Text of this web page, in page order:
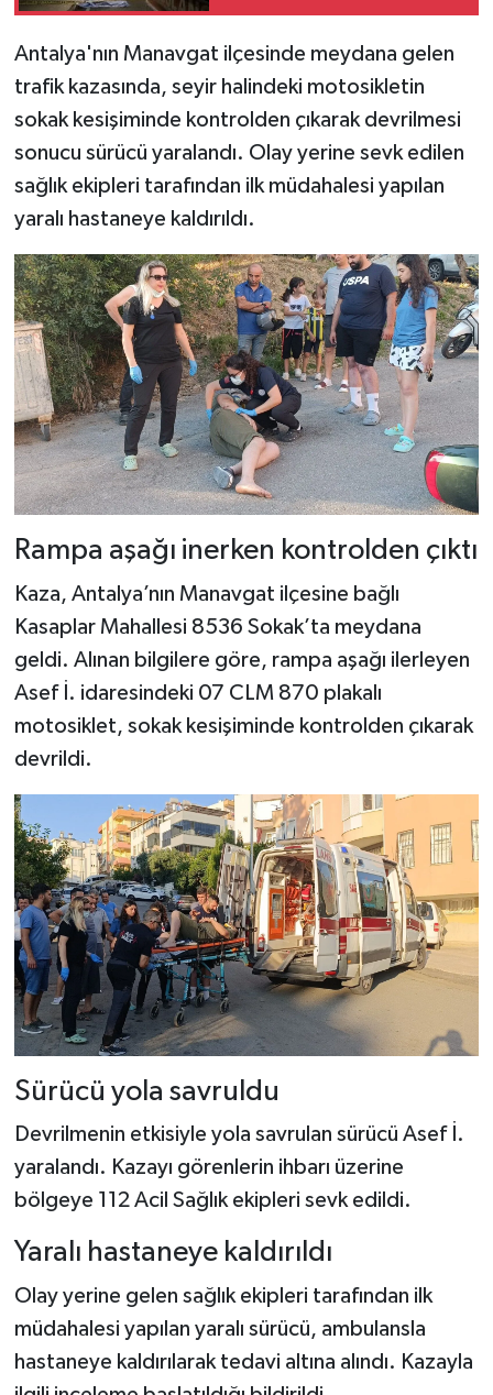
Antalya'nın Manavgat ilçesinde meydana gelen
trafik kazasında, seyir halindeki motosikletin
sokak kesişiminde kontrolden çıkarak devrilmesi
sonucu sürücü yaralandı. Olay yerine sevk edilen
sağlık ekipleri tarafından ilk müdahalesi yapılan
yaralı hastaneye kaldırıldı.
Rampa aşağı inerken kontrolden çıktı
Kaza, Antalya’nın Manavgat ilçesine bağlı
Kasaplar Mahallesi 8536 Sokak’ta meydana
geldi. Alınan bilgilere göre, rampa aşağı ilerleyen
Asef İ. idaresindeki 07 CLM 870 plakalı
motosiklet, sokak kesişiminde kontrolden çıkarak
devrildi.
Sürücü yola savruldu
Devrilmenin etkisiyle yola savrulan sürücü Asef İ.
yaralandı. Kazayı görenlerin ihbarı üzerine
bölgeye 112 Acil Sağlık ekipleri sevk edildi.
Yaralı hastaneye kaldırıldı
Olay yerine gelen sağlık ekipleri tarafından ilk
müdahalesi yapılan yaralı sürücü, ambulansla
hastaneye kaldırılarak tedavi altına alındı. Kazayla